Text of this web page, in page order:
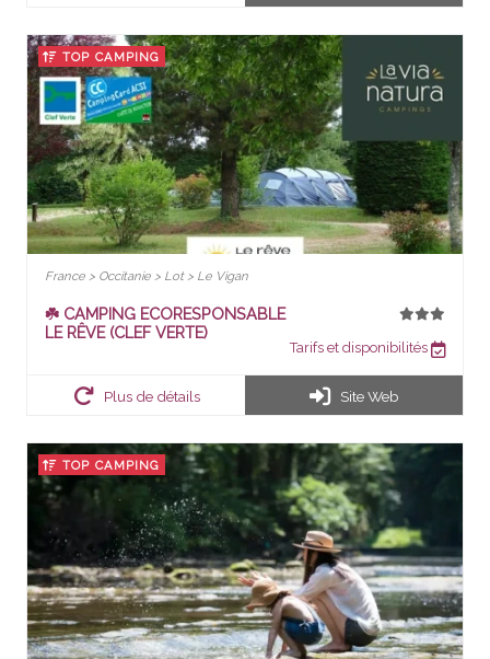
TOP CAMPING
France > Occitanie > Lot > Le Vigan
☘️ CAMPING ECORESPONSABLE
LE RÊVE (CLEF VERTE)
Tarifs et disponibilités
Plus de détails Site Web
TOP CAMPING